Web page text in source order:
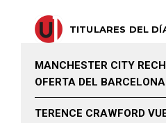
TITULARES DEL
MANCHESTER CITY
OFERTA DEL
TERENCE CRAWFORD